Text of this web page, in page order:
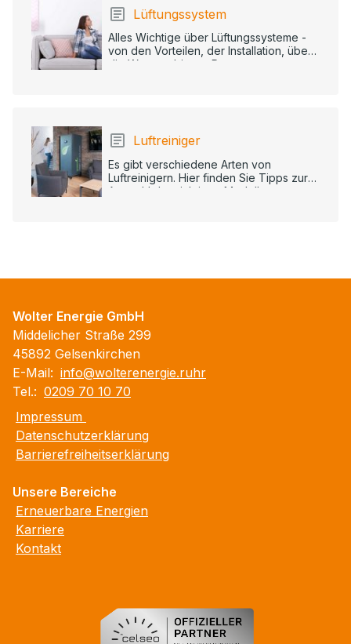
Lüftungssystem
Alles Wichtige über Lüftungssysteme -
von den Vorteilen, der Installation, über
die Wartung bis zur Reparatur.
Luftreiniger
Es gibt verschiedene Arten von
Luftreinigern. Hier finden Sie Tipps zur
Auswahl des richtigen Modells.
Wolter Energie GmbH
Middelicher Straße 299
45892 Gelsenkirchen
E-Mail: info@wolterenergie.ruhr
Tel.: 0209 70 10 70
Impressum
Datenschutzerklärung
Barrierefreiheitserklärung
Unsere Bereiche
Erneuerbare Energien
Karriere
Kontakt